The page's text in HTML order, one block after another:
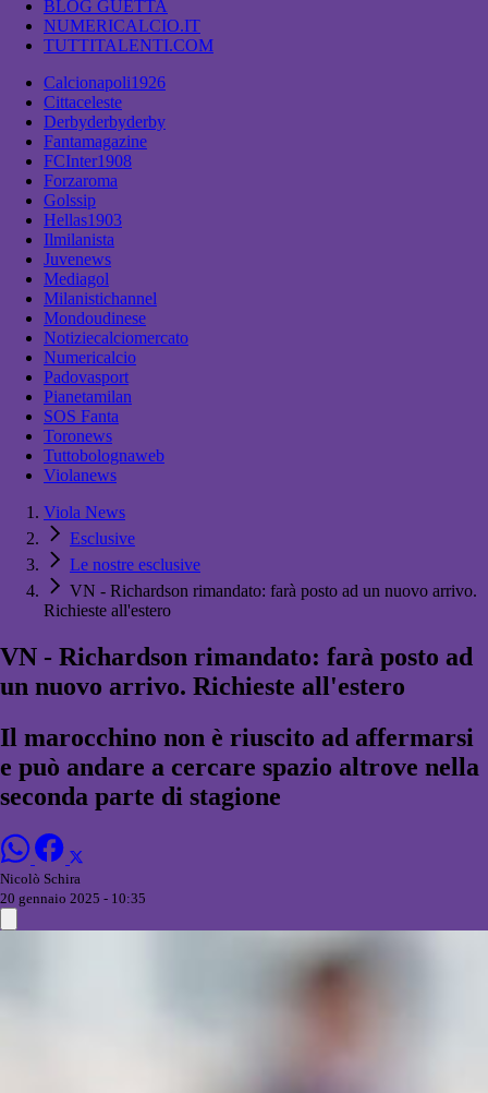
BLOG GUETTA
NUMERICALCIO.IT
TUTTITALENTI.COM
Calcionapoli1926
Cittaceleste
Derbyderbyderby
Fantamagazine
FCInter1908
Forzaroma
Golssip
Hellas1903
Ilmilanista
Juvenews
Mediagol
Milanistichannel
Mondoudinese
Notiziecalciomercato
Numericalcio
Padovasport
Pianetamilan
SOS Fanta
Toronews
Tuttobolognaweb
Violanews
Viola News
Esclusive
Le nostre esclusive
VN - Richardson rimandato: farà posto ad un nuovo arrivo.
Richieste all'estero
VN - Richardson rimandato: farà posto ad
un nuovo arrivo. Richieste all'estero
Il marocchino non è riuscito ad affermarsi
e può andare a cercare spazio altrove nella
seconda parte di stagione
Nicolò Schira
20 gennaio 2025 - 10:35